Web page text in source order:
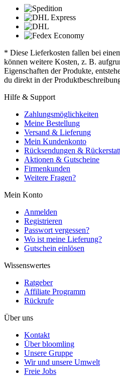
* Diese Lieferkosten fallen bei
können weitere Kosten, z. B.
Eigenschaften der Produkte,
du direkt in der
Hilfe & Support
Zahlungsmöglichkeiten
Meine Bestellung
Versand & Lieferung
Mein Kundenkonto
Rücksendungen &
Aktionen & Gutscheine
Firmenkunden
Weitere Fragen?
Mein Konto
Anmelden
Registrieren
Passwort vergessen?
Wo ist meine Lieferung?
Gutschein einlösen
Wissenswertes
Ratgeber
Affiliate Programm
Rückrufe
Über uns
Kontakt
Über bloomling
Unsere Gruppe
Wir und unsere Umwelt
Freie Jobs